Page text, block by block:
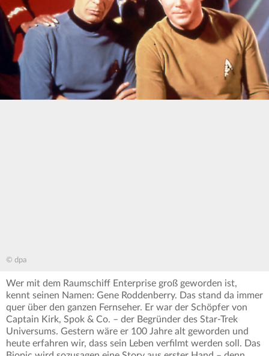
© dpa
Wer mit dem Raumschiff Enterprise groß geworden ist,
kennt seinen Namen: Gene Roddenberry. Das stand da immer
quer über den ganzen Fernseher. Er war der Schöpfer von
Captain Kirk, Spok & Co. – der Begründer des Star-Trek
Universums. Gestern wäre er 100 Jahre alt geworden und
heute erfahren wir, dass sein Leben verfilmt werden soll. Das